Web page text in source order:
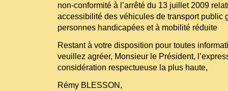
non-conformité à l’arrêté du 13 juillet 2009
accessibilité des véhicules de transport public
personnes handicapées et à mobilité réduite
Restant à votre disposition pour toutes
veuillez agréer, Monsieur le Président,
considération respectueuse la plus haute,
Rémy BLESSON,